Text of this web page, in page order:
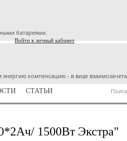
батареями.
компенсацию - в виде
СТАТЬИ
Войти в личный кабинет
1500Вт Экстра"